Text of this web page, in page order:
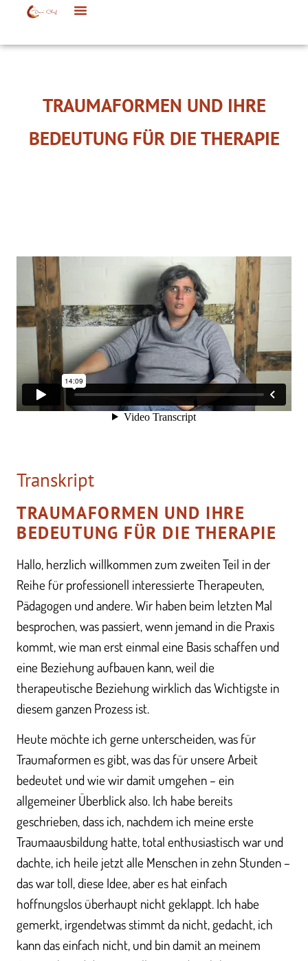
TRAUMAFORMEN UND IHRE
BEDEUTUNG FÜR DIE THERAPIE
Transkript
TRAUMAFORMEN UND IHRE
BEDEUTUNG FÜR DIE THERAPIE
Hallo, herzlich willkommen zum zweiten Teil in der
Reihe für professionell interessierte Therapeuten,
Pädagogen und andere. Wir haben beim letzten Mal
besprochen, was passiert, wenn jemand in die Praxis
kommt, wie man erst einmal eine Basis schaffen und
eine Beziehung aufbauen kann, weil die
therapeutische Beziehung wirklich das Wichtigste in
diesem ganzen Prozess ist.
Heute möchte ich gerne unterscheiden, was für
Traumaformen es gibt, was das für unsere Arbeit
bedeutet und wie wir damit umgehen – ein
allgemeiner Überblick also. Ich habe bereits
geschrieben, dass ich, nachdem ich meine erste
Traumaausbildung hatte, total enthusiastisch war und
dachte, ich heile jetzt alle Menschen in zehn Stunden –
das war toll, diese Idee, aber es hat einfach
hoffnungslos überhaupt nicht geklappt. Ich habe
gemerkt, irgendetwas stimmt da nicht, gedacht, ich
kann das einfach nicht, und bin damit an meinem